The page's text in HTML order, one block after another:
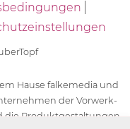
Hause falkemedia und
der Vorwerk-
die Produktgestaltungen